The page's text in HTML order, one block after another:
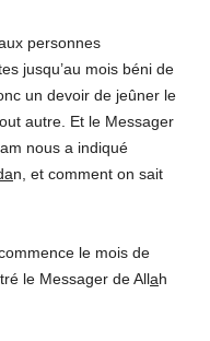
personnes
jusqu’au mois béni de
un devoir de jeûner le
autre. Et le Messager
nous a indiqué
n, et comment on sait
le mois de
le Messager de Allah